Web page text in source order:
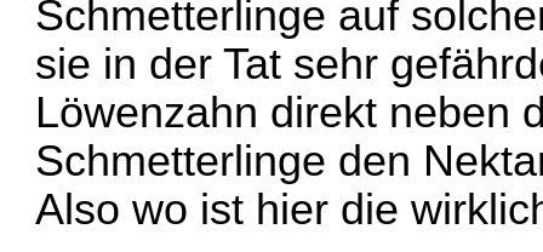
Schmetterlinge auf
sie in der Tat sehr
Löwenzahn direkt neben
Schmetterlinge den
Also wo ist hier die